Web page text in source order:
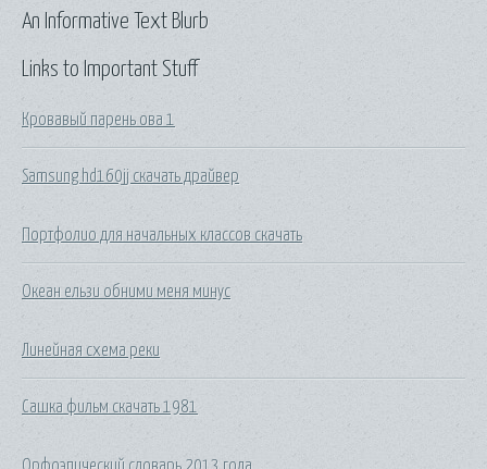
Links to Important Stuff
Кровавый парень ова 1
Samsung hd160jj скачать драйвер
Портфолио для начальных классов скачать
Океан ельзи обними меня минус
Линейная схема реки
Сашка фильм скачать 1981
Орфоэпический словарь 2013 года
An Informative Text Blurb